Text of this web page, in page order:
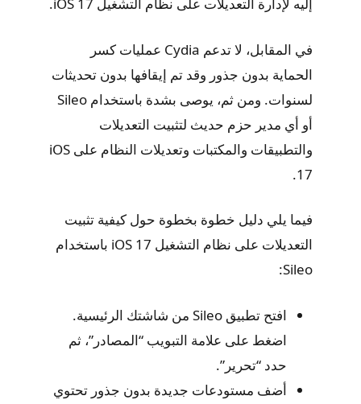
إليه لإدارة التعديلات على نظام التشغيل iOS 17.
في المقابل، لا تدعم Cydia عمليات كسر
الحماية بدون جذور وقد تم إيقافها بدون تحديثات
لسنوات. ومن ثم، يوصى بشدة باستخدام Sileo
أو أي مدير حزم حديث لتثبيت التعديلات
والتطبيقات والمكتبات وتعديلات النظام على iOS
17.
​​​​فيما يلي دليل خطوة بخطوة حول كيفية تثبيت
التعديلات على نظام التشغيل iOS 17 باستخدام
Sileo:
افتح تطبيق Sileo من شاشتك الرئيسية.
اضغط على علامة التبويب “المصادر”، ثم
حدد “تحرير”.
أضف مستودعات جديدة بدون جذور تحتوي